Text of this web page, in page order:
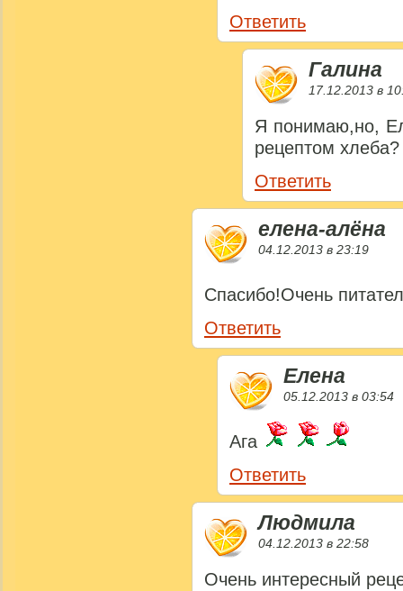
Ответить
Галина
17.12.2013 в
Я понимаю,но,
рецептом
Ответить
елена-алёна
04.12.2013 в 23:19
Спасибо!Очень
Ответить
Елена
05.12.2013 в 03:54
Ага
Ответить
Людмила
04.12.2013 в 22:58
Очень интересный